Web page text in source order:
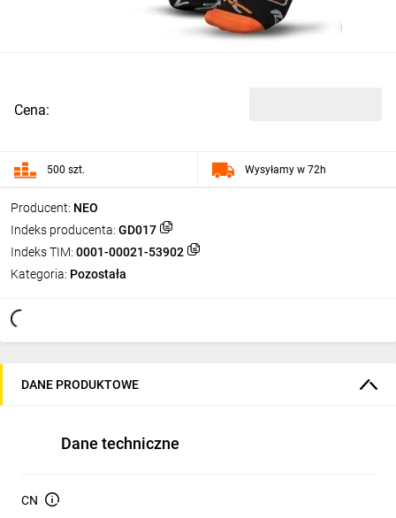
Producent: NEO
Indeks producenta: GD017
Indeks TIM: 0001-00021-53902
Kategoria: Pozostała
Cena:
500 szt. Wysyłamy w 72h
DANE PRODUKTOWE
Dane techniczne
CN